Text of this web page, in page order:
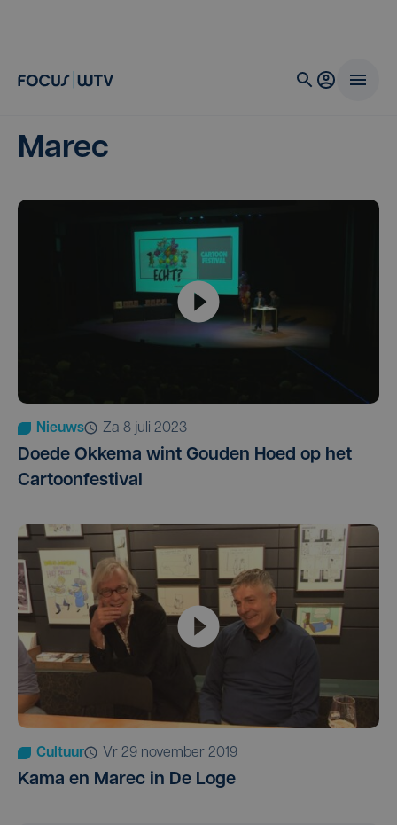
Marec
Nieuws za 8 juli 2023
Doede Okkema wint Gouden Hoed op het
Cartoonfestival
Cultuur vr 29 november 2019
Kama en Marec in De Loge